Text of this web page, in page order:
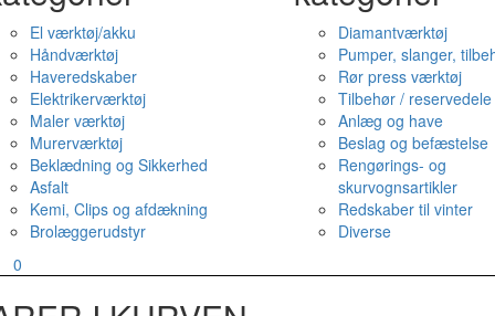
El værktøj/akku
Håndværktøj
Haveredskaber
Elektrikerværktøj
Maler værktøj
Murerværktøj
Beklædning og Sikkerhed
Asfalt
Kemi, Clips og afdækning
Brolæggerudstyr
Diamantværktøj
Pumper, slanger,
Rør press værktøj
Tilbehør / reservedele
Anlæg og have
Beslag og befæstelse
Rengørings- og
skurvognsartikler
Redskaber til vinter
Diverse
0